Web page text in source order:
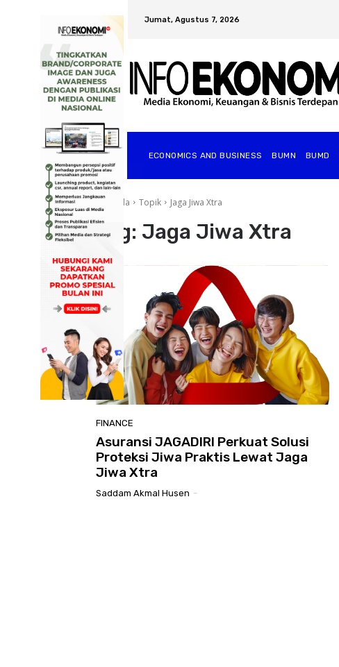
Jumat, Agustus 7, 2026
ECONOMICS AND BUSINESS BUMN BUMD
Beranda Topik Jaga Jiwa Xtra
Tag: Jaga Jiwa Xtra
FINANCE
Asuransi JAGADIRI Perkuat Solusi
Proteksi Jiwa Praktis Lewat Jaga
Jiwa Xtra
Saddam Akmal Husen -